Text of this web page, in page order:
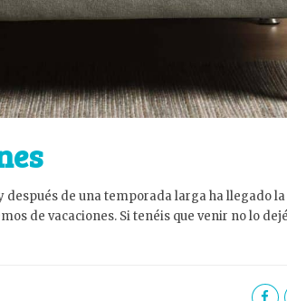
después de una temporada larga ha llegado
de vacaciones. Si tenéis que venir no lo